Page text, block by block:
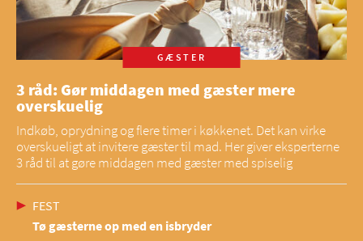
GÆSTER
3 råd: Gør middagen med gæster mere
overskuelig
Indkøb, oprydning og flere timer i køkkenet. Det kan virke
overskueligt at invitere gæster til mad. Her giver eksperterne
3 råd til at gøre middagen med gæster med spiselig
FEST
Tø gæsterne op med en isbryder